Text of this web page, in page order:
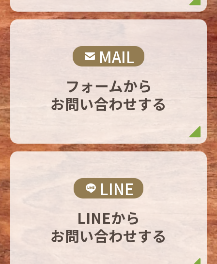
MAIL
フォームから
お問い合わせする
LINE
LINEから
お問い合わせする